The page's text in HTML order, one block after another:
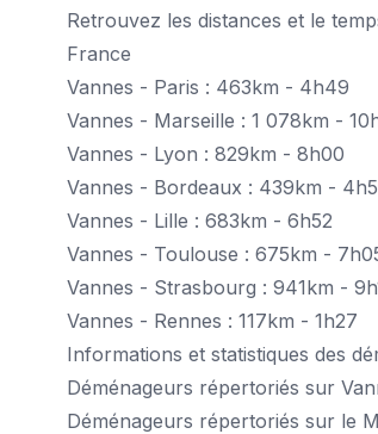
Retrouvez les distances et le
France
Vannes - Paris : 463km - 4h49
Vannes - Marseille : 1 078km -
Vannes - Lyon : 829km - 8h00
Vannes - Bordeaux : 439km -
Vannes - Lille : 683km - 6h52
Vannes - Toulouse : 675km -
Vannes - Strasbourg : 941km -
Vannes - Rennes : 117km - 1h27
Informations et statistiques des
Déménageurs répertoriés sur
Déménageurs répertoriés sur le